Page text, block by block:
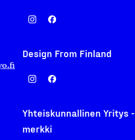
Design From Finland
Yhteiskunnallinen Yritys -
merkki